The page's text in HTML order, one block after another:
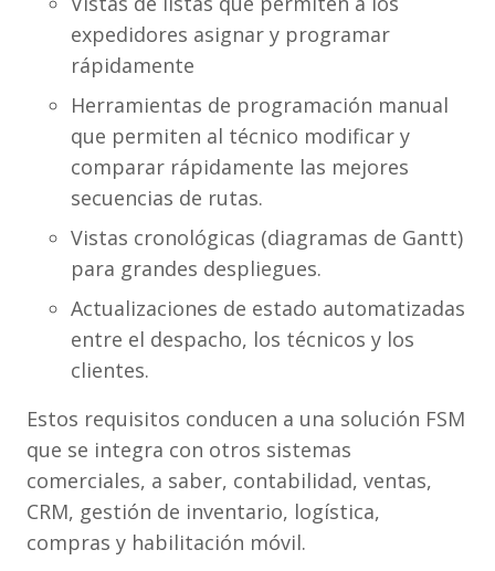
expedidores asignar y programar
rápidamente
Herramientas de programación manual
que permiten al técnico modificar y
comparar rápidamente las mejores
secuencias de rutas.
Vistas cronológicas (diagramas de Gantt)
para grandes despliegues.
Actualizaciones de estado automatizadas
entre el despacho, los técnicos y los
clientes.
Estos requisitos conducen a una solución FSM
que se integra con otros sistemas
comerciales, a saber, contabilidad, ventas,
CRM, gestión de inventario, logística,
compras y habilitación móvil.